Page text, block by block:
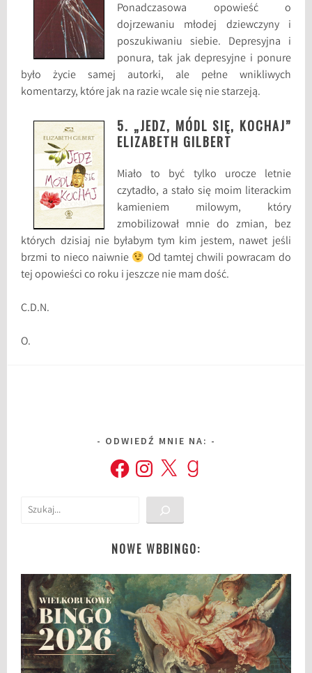
Ponadczasowa opowieść o
dojrzewaniu młodej dziewczyny i
poszukiwaniu siebie. Depresyjna i
ponura, tak jak depresyjne i ponure
było życie samej autorki, ale pełne wnikliwych
komentarzy, które jak na razie wcale się nie starzeją.
5. „JEDZ, MÓDL SIĘ, KOCHAJ”
ELIZABETH GILBERT
Miało to być tylko urocze letnie
czytadło, a stało się moim literackim
kamieniem milowym, który
zmobilizował mnie do zmian, bez
których dzisiaj nie byłabym tym kim jestem, nawet jeśli
brzmi to nieco naiwnie
Od tamtej chwili powracam do
tej opowieści co roku i jeszcze nie mam dość.
C.D.N.
O.
ODWIEDŹ MNIE NA:
FacebookInstagram
X Goodreads
Szukaj
NOWE WBBINGO: